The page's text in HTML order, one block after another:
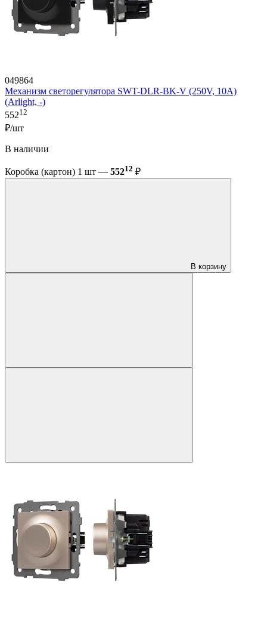
049864
Механизм светорегулятора SWT-DLR-BK-V (250V, 10A)
(Arlight, -)
55212
₽/шт
В наличии
Коробка (картон) 1 шт — 55212 ₽
В корзину